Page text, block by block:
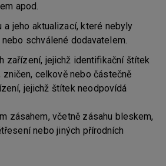
apod.
jeho aktualizací, které nebyly
schválené dodavatelem.
zařízení, jejichž identifikační štítek
celkově nebo částečně
jejichž štítek neodpovídá
zásahem, včetně zásahu bleskem,
nebo jiných přírodních